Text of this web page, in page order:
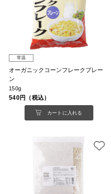
常温
オーガニックコーンフレークプレー
ン
150g
540円（税込）
カートに入れる